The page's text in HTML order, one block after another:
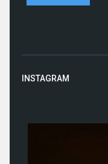
INSTAGRAM